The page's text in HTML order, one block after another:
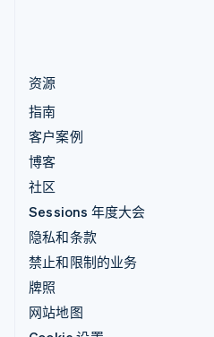
资源
指南
客户案例
博客
社区
Sessions 年度大会
隐私和条款
禁止和限制的业务
牌照
网站地图